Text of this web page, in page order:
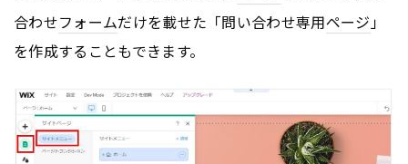
合わせフォームだけを載せた「問い合わせ専用ページ」
を作成することもできます。